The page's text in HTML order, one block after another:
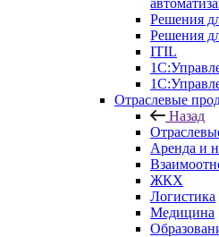
Решения
Решения
ITIL
Отраслевые
Назад
Аренда и
ЖКХ
Логистика
Медицина